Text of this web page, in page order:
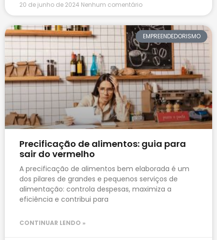
20 de junho de 2024 Nenhum comentário
EMPREENDEDORISMO
Precificação de alimentos: guia para
sair do vermelho
A precificação de alimentos bem elaborada é um
dos pilares de grandes e pequenos serviços de
alimentação: controla despesas, maximiza a
eficiência e contribui para
CONTINUAR LENDO »